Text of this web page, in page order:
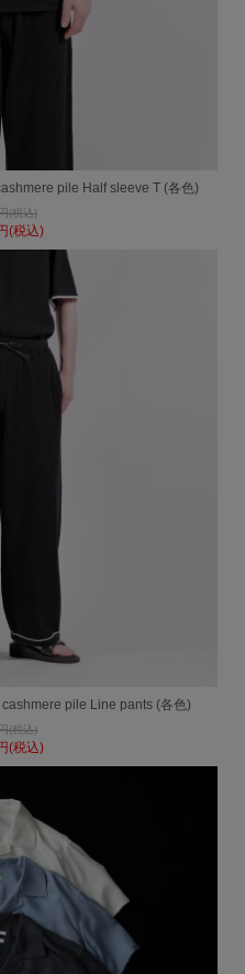
pile Half sleeve T (各色)
(税込)
(税込)
pile Line pants (各色)
(税込)
(税込)